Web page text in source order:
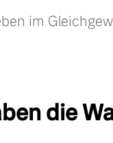
im
die